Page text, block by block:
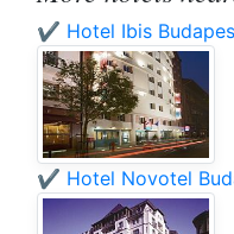
✔️ Hotel Ibis
✔️ Hotel Novotel